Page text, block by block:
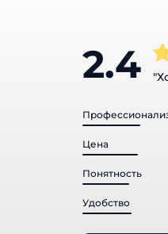
2.4
Профессионализм
Цена
Понятность
Удобство